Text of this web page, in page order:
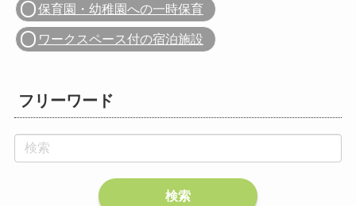
保育園・幼稚園への一時保育
ワークスペース付の宿泊施設
フリーワード